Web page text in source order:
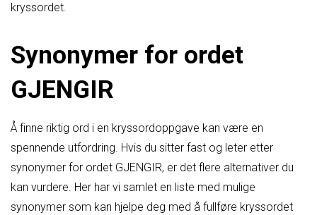
kryssordet.
Synonymer for ordet
GJENGIR
Å finne riktig ord i en kryssordoppgave kan være en
spennende utfordring. Hvis du sitter fast og leter etter
synonymer for ordet GJENGIR, er det flere alternativer du
kan vurdere. Her har vi samlet en liste med mulige
synonymer som kan hjelpe deg med å fullføre kryssordet